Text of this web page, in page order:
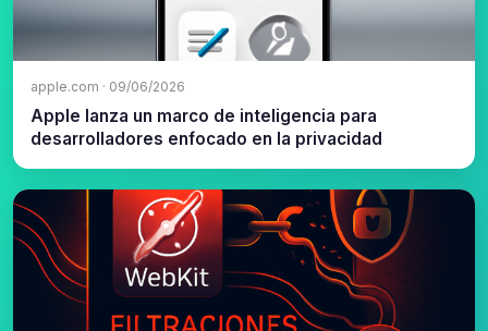
apple.com · 09/06/2026
Apple lanza un marco de inteligencia para
desarrolladores enfocado en la privacidad